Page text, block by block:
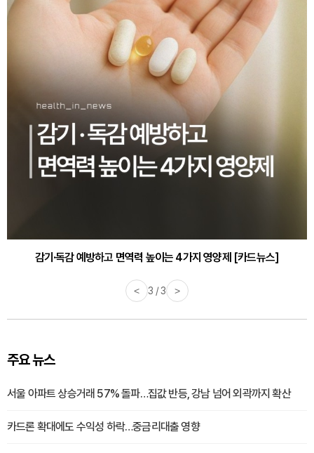
감기·독감 예방하고 면역력 높이는 4가지 영양제 [카드뉴스]
< 3 / 3 >
주요 뉴스
서울 아파트 상승거래 57% 돌파…집값 반등, 강남 넘어 외곽까지 확산
카드론 확대에도 수익성 하락…중금리대출 영향